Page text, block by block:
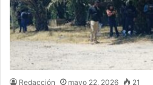
Redacción mayo 22, 2026 21